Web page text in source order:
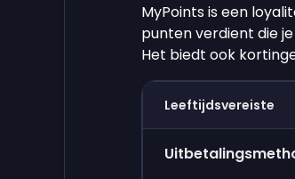
MyPoints is een
punten verdient die
Het biedt ook
Leeftijdsvereiste